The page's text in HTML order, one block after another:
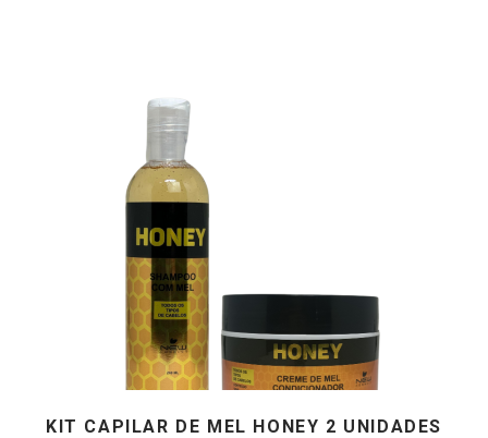
KIT CAPILAR DE MEL HONEY 2 UNIDADES